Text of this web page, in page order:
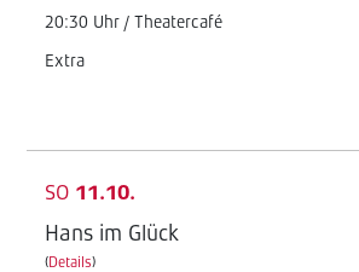
20:30 Uhr / Theatercafé
Extra
SO 11.10.
Hans im Glück
(Details)